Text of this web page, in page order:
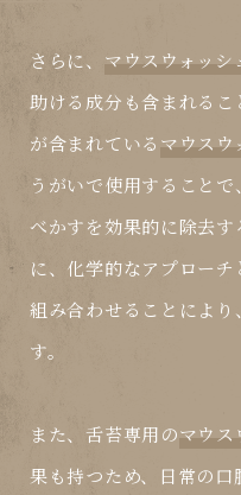
さらに、 マウスウォッシ
助ける成分も含まれる
が含まれている マウスウ
うがいで使用すること
べかすを効果的に除去す
に、化学的なアプロー
組み合わせることによ
す。
また、舌苔専用のマウス
果も持つため、日常の